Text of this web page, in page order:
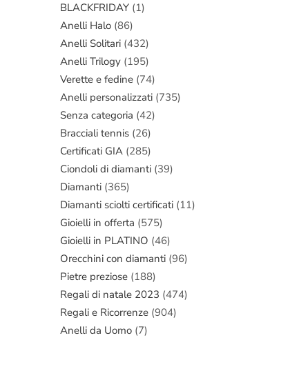
BLACKFRIDAY (1)
Anelli Halo (86)
Anelli Solitari (432)
Anelli Trilogy (195)
Verette e fedine (74)
Anelli personalizzati (735)
Senza categoria (42)
Bracciali tennis (26)
Certificati GIA (285)
Ciondoli di diamanti (39)
Diamanti (365)
Diamanti sciolti certificati (11)
Gioielli in offerta (575)
Gioielli in PLATINO (46)
Orecchini con diamanti (96)
Pietre preziose (188)
Regali di natale 2023 (474)
Regali e Ricorrenze (904)
Anelli da Uomo (7)